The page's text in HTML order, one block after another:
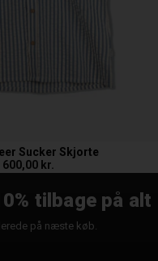
Sucker Skjorte
600,00 kr.
tilbage på alt
på næste køb.